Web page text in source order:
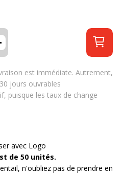
est immédiate. Autrement,
jours ouvrables
puisque les taux de change
avec Logo
de 50 unités.
n'oubliez pas de prendre en